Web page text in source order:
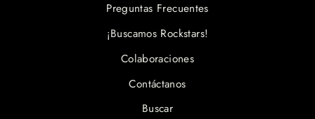
Preguntas Frecuentes
¡Buscamos Rockstars!
Colaboraciones
Contáctanos
Buscar